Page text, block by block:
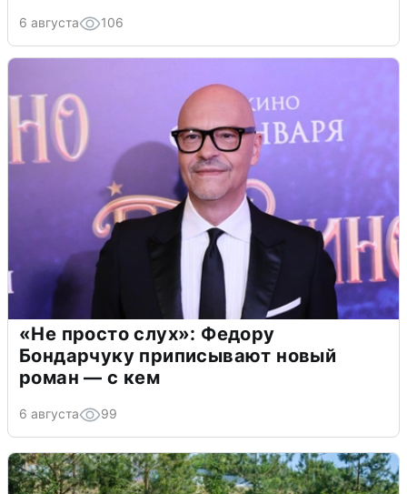
6 августа 106
«Не просто слух»: Федору
Бондарчуку приписывают новый
роман — с кем
6 августа 99